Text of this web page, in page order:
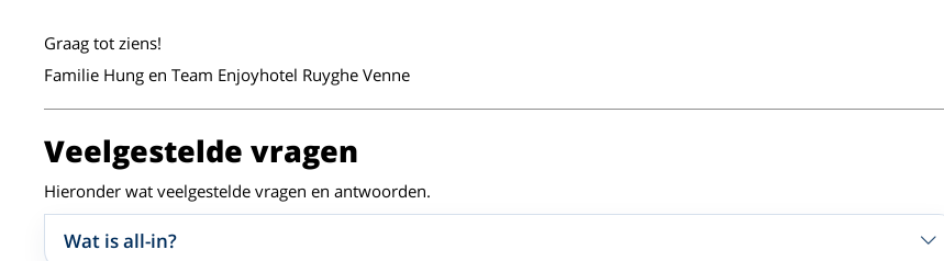
Graag tot ziens!
Familie Hung en Team Enjoyhotel Ruyghe Venne
Veelgestelde vragen
Hieronder wat veelgestelde vragen en antwoorden.
Wat is all-in?